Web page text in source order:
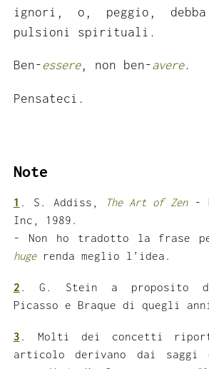
ignori, o, peggio,
pulsioni spirituali.
Ben- essere, non ben-avere.
Pensateci.
Note
1 . S. Addiss The Art of Zen-
Inc, 1989.
- Non ho tradotto la frase
hugerenda meglio l’idea.
2 . G. Stein a proposito
Picasso e Braque di quegli
3 . Molti dei concetti
articolo derivano dai saggi